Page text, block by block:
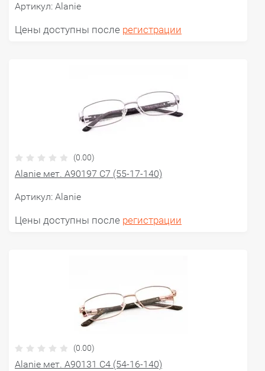
Артикул: Alanie
Цены доступны после регистрации
(0.00)
Alanie мет. A90197 C7 (55-17-140)
Артикул: Alanie
Цены доступны после регистрации
(0.00)
Alanie мет. A90131 C4 (54-16-140)